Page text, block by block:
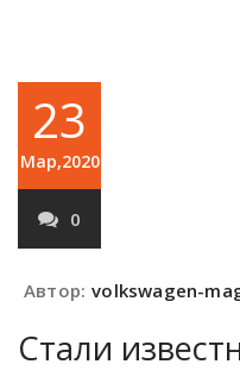
23
Мар,2020
0
Автор: volkswagen-
Стали